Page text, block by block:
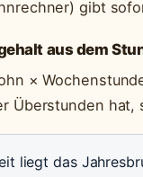
gibt
aus dem
×
Überstunden
liegt das